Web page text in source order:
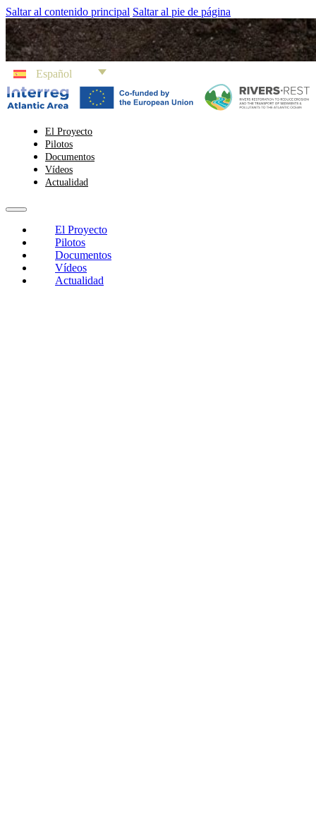
Saltar al contenido principal Saltar al pie de página
Español
El Proyecto
Pilotos
Documentos
Vídeos
Actualidad
El Proyecto
Pilotos
Documentos
Vídeos
Actualidad